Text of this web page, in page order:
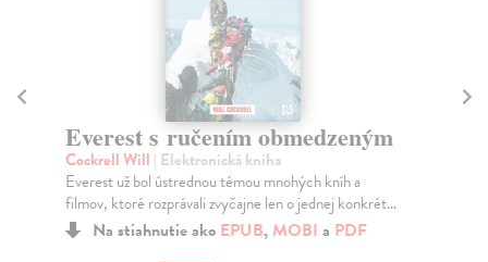
Everest s ručením obmedzeným
Cockrell Will | Elektronická kniha
Everest už bol ústrednou témou mnohých kníh a
filmov, ktoré rozprávali zvyčajne len o jednej konkrét...
Na stiahnutie ako EPUB, MOBI a PDF